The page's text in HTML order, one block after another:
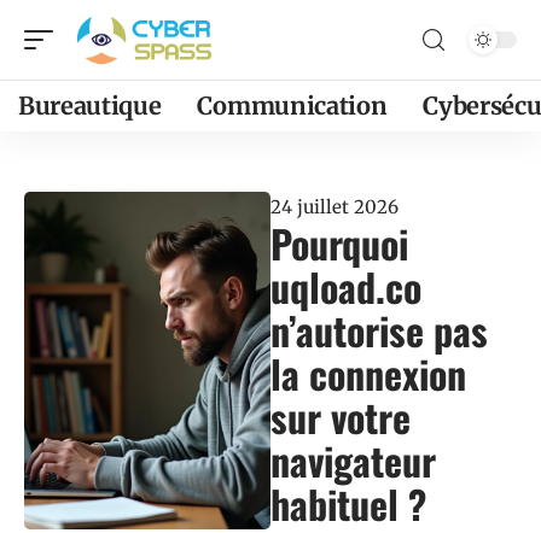
Bureautique Communication
24 juillet 2026
Pourquoi
uqload.co
n’autorise pas
la connexion
sur votre
navigateur
habituel ?